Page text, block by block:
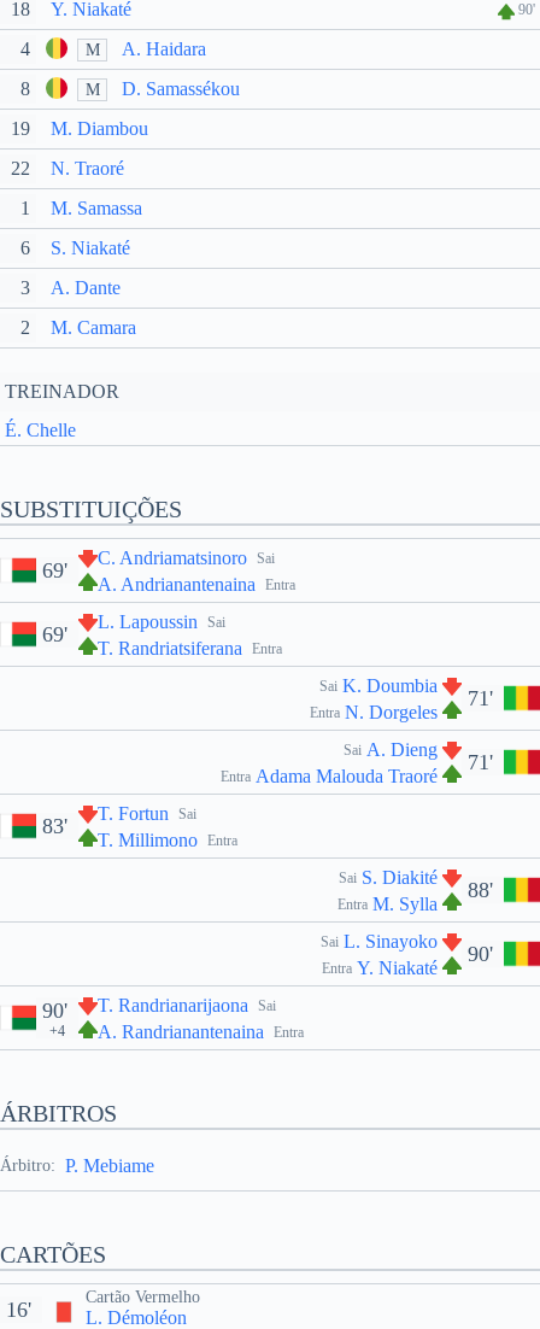
18 Y. Niakaté 90'
4 M
A. Haidara
8
M
D. Samassékou
19
M. Diambou
22
N. Traoré
1
M. Samassa
6
S. Niakaté
3
A. Dante
2
M. Camara
TREINADOR
É. Chelle
SUBSTITUIÇÕES
Sai
C. Andriamatsinoro
Entra
A. Andrianantenaina
69'
Sai
L. Lapoussin
Entra
T. Randriatsiferana
69'
71'
Sai K. Doumbia
Entra N. Dorgeles
71'
Sai A. Dieng
Entra Adama Malouda Traoré
Sai
T. Fortun
Entra
T. Millimono
83'
88'
Sai S. Diakité
Entra M. Sylla
90'
Sai L. Sinayoko
Entra Y. Niakaté
Sai
T. Randrianarijaona
Entra
A. Randrianantenaina
90'
+4
ÁRBITROS
Árbitro: P. Mebiame
CARTÕES
Cartão Vermelho
L. Démoléon
16'